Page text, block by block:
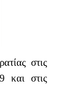
στις
και στις